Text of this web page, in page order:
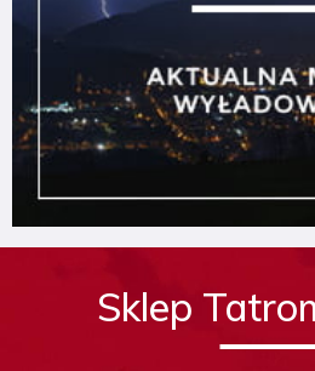
Sklep